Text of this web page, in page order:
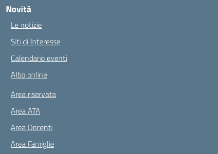
Novità
Le notizie
Siti di Interesse
Calendario eventi
Albo online
Area riservata
Area ATA
Area Docenti
Area Famiglie